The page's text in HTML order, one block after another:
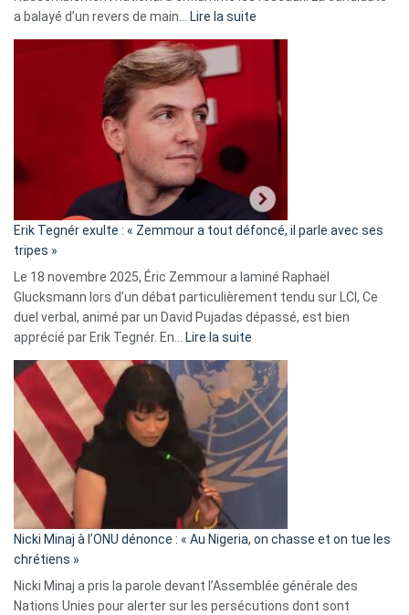
a balayé d’un revers de main…
Lire la suite
d’alliance
secrète
«
C’est
fake
news
»
Erik Tegnér exulte : « Zemmour a tout défoncé, il parle avec ses
tripes »
Le 18 novembre 2025, Éric Zemmour a laminé Raphaël
Glucksmann lors d’un débat particulièrement tendu sur LCI, Ce
duel verbal, animé par un David Pujadas dépassé, est bien
apprécié par Erik Tegnér. En…
Lire la suite
Tegnér
exulte
« Zemmour
a
tout
parle
ses
tripes »
Nicki Minaj à l’ONU dénonce : « Au Nigeria, on chasse et on tue les
chrétiens »
Nicki Minaj a pris la parole devant l’Assemblée générale des
Nations Unies pour alerter sur les persécutions dont sont